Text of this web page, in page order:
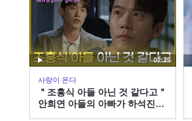
02:25
사랑이 온다
＂조흥식 아들 아닌 것 같다고＂
안희연 아들의 아빠가 하석진임